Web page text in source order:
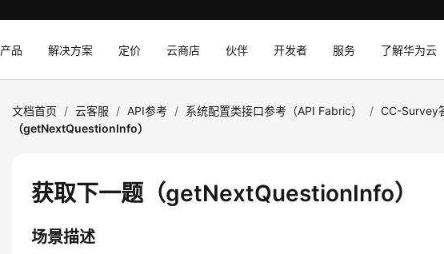
产品 解决方案 定价 云商店 伙伴 开发者 服务 了解华为云
文档首页 / 云客服 / API参考 / 系统配置类接口参考（API Fabric） / CC-Survey
（getNextQuestionInfo）
获取下一题（getNextQuestionInfo）
场景描述